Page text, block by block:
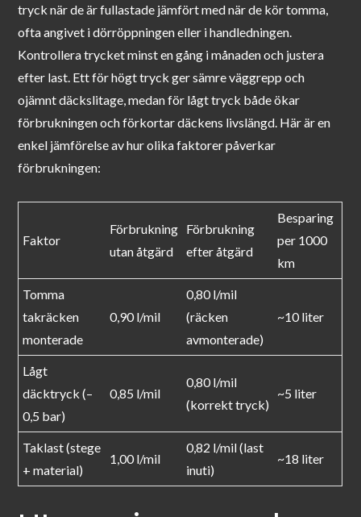
tryck när de är fullastade jämfört med när de kör tomma,
ofta angivet i dörröppningen eller i handledningen.
Kontrollera trycket minst en gång i månaden och justera
efter last. Ett för högt tryck ger sämre väggrepp och
ojämnt däckslitage, medan för lågt tryck både ökar
förbrukningen och förkortar däckens livslängd. Här är en
enkel jämförelse av hur olika faktorer påverkar
förbrukningen:
Faktor
Förbrukning
utan åtgärd
Förbrukning
efter åtgärd
Besparing
per 1000
km
Tomma
takräcken
monterade
0,90 l/mil
0,80 l/mil
(räcken
avmonterade)
~10 liter
Lågt
däcktryck (–
0,5 bar)
0,85 l/mil
0,80 l/mil
(korrekt tryck)
~5 liter
Taklast (stege
+ material)
1,00 l/mil
0,82 l/mil (last
inuti)
~18 liter